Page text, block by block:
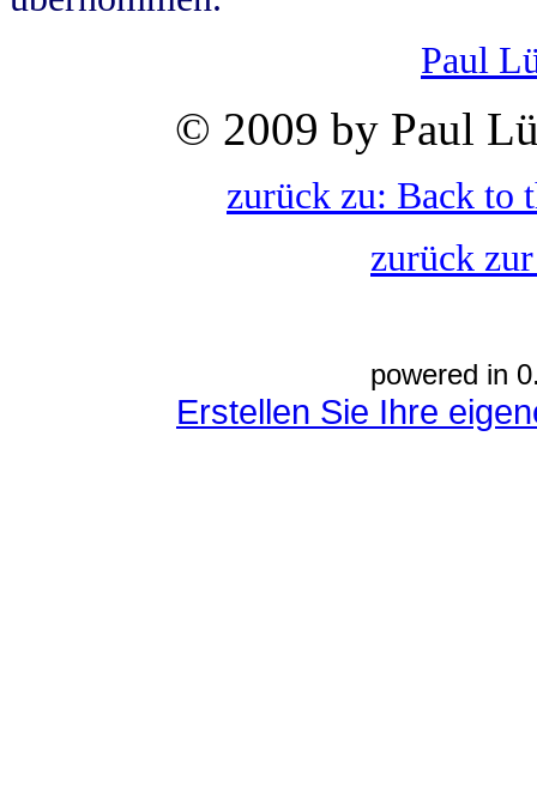
Paul
© 2009 by Paul
zurück zu: Back to
zurück
powered in
Erstellen Sie Ihre